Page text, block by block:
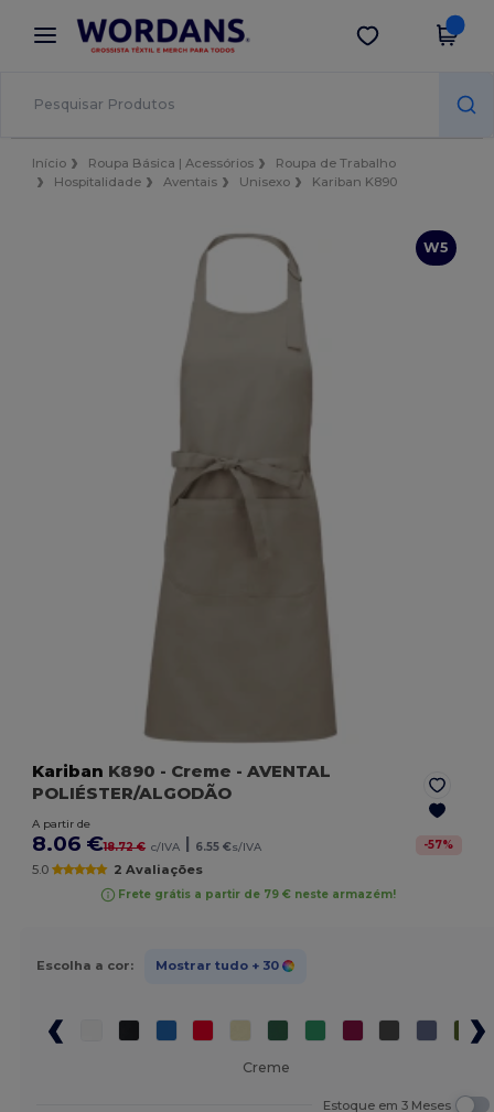
× App Wordans
Melhores preços na app!
Obter app
Início Roupa Básica | Acessórios
Roupa de Trabalho
Hospitalidade
Aventais Unisexo Kariban K890
W5
Kariban K890 - Creme - AVENTAL
POLIÉSTER/ALGODÃO
A partir de
8.06 €18.72 € c/IVA | 6.55 €s/IVA -57%
5.0 2 Avaliações
Frete grátis a partir de 79 € neste armazém!
Escolha a cor: Mostrar tudo + 30
Creme
Estoque em 3 Meses